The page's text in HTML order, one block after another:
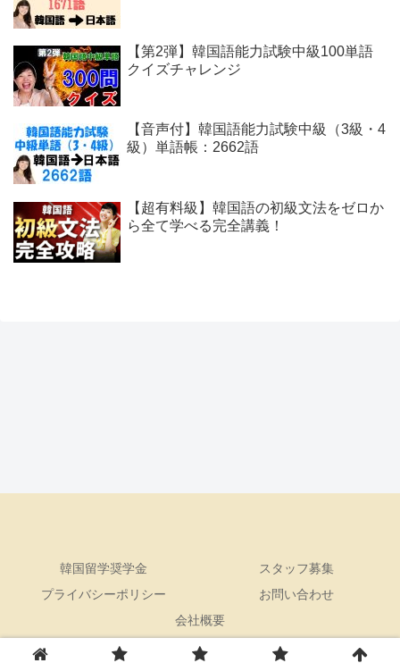
【第2弾】韓国語能力試験中級100単語
クイズチャレンジ
【音声付】韓国語能力試験中級（3級・4
級）単語帳：2662語
【超有料級】韓国語の初級文法をゼロか
ら全て学べる完全講義！
韓国留学奨学金
スタッフ募集
プライバシーポリシー
お問い合わせ
会社概要
© 2022 トリリンガルのトミ韓国語講座